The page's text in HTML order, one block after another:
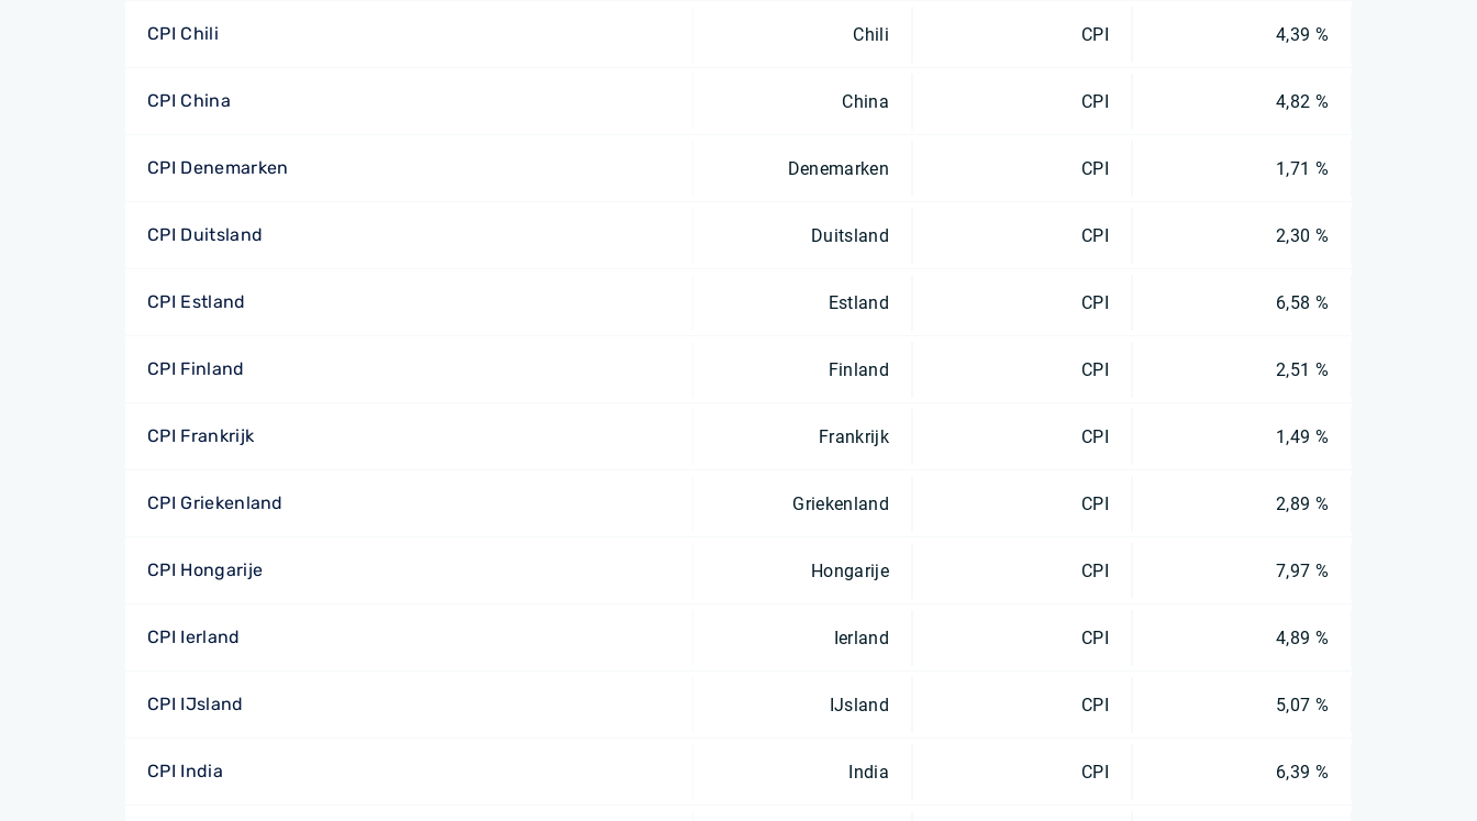
CPI Chili Chili CPI 4,39 %
CPI China China CPI 4,82 %
CPI Denemarken Denemarken CPI 1,71 %
CPI Duitsland Duitsland CPI 2,30 %
CPI Estland Estland CPI 6,58 %
CPI Finland Finland CPI 2,51 %
CPI Frankrijk Frankrijk CPI 1,49 %
CPI Griekenland Griekenland CPI 2,89 %
CPI Hongarije Hongarije CPI 7,97 %
CPI Ierland Ierland CPI 4,89 %
CPI IJsland IJsland CPI 5,07 %
CPI India India CPI 6,39 %